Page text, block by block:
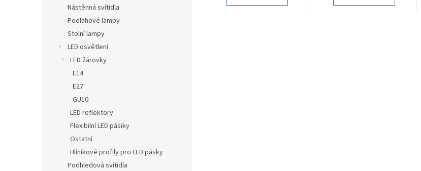
Nástěnná svítidla
Podlahové lampy
Stolní lampy
LED osvětlení
LED žárovky
E14
E27
GU10
LED reflektory
Flexibilní LED pásiky
Ostatní
Hliníkové profily pro LED pásky
Podhledová svítidla